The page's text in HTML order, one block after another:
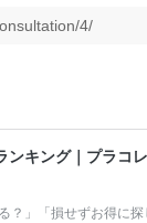
4/
ンキング｜プラコ
？」「損せずお得に探